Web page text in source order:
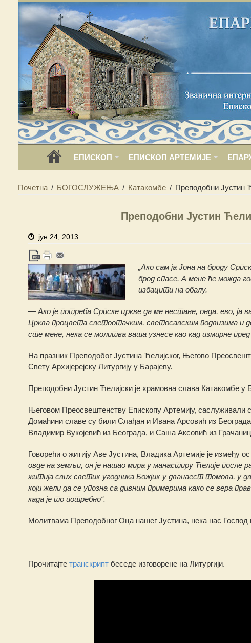
ЕПИСКОП ЕПИСКОП АРТЕМИЈЕ
Почетна / БОГОСЛУЖЕЊА / Катакомбе / Преподобни Јустин
Преподобни Јустин
јун 24, 2013
„Ако сам ја Јона на броду
брод спасе. А мене ће можда
избацити на обалу.
— Ако је потреба Српске цркве да ме нестане, онда, ево, ја
Црква процвета светоотачким, светосавским подвизима и
сте мене, нека се молитва ваша узнесе као кад измирне
На празник Преподобог Јустина Ћелијског, Његово
Свету Архијерејску Литургију у Барајеву.
Преподобни Јустин Ћелијски је храмовна слава Катакомбе у
Његовом Преосвештенству Епископу Артемију,
Домаћини славе су били Слађан и Ивана Арсовић из
Владимир Вукојевић из Београда, и Саша Аксовић из
Говорећи о житију Аве Јустина, Владика Артемије је између
овде на земљи, он је нашао мира у манастиру Ћелије после
житија свих светих угодника Божјих у дванаест томова, у
који жели да се упозна са дивним примерима како се вера
када је то потребно“.
Молитвама Преподобног Оца нашег Јустина, нека нас Господ
Прочитајте транскриптбеседе изговорене на Литургији.